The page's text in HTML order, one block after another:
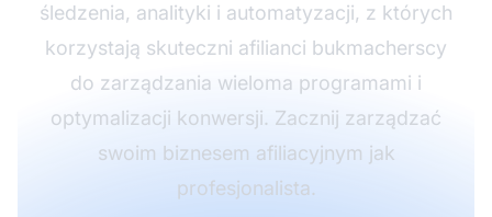
śledzenia, analityki i automatyzacji, z których
korzystają skuteczni afilianci bukmacherscy
do zarządzania wieloma programami i
optymalizacji konwersji. Zacznij zarządzać
swoim biznesem afiliacyjnym jak
profesjonalista.